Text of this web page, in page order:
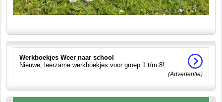
Werkboekjes Weer naar school
Nieuwe, leerzame werkboekjes voor groep 1 t/m 8!
(Advertentie)